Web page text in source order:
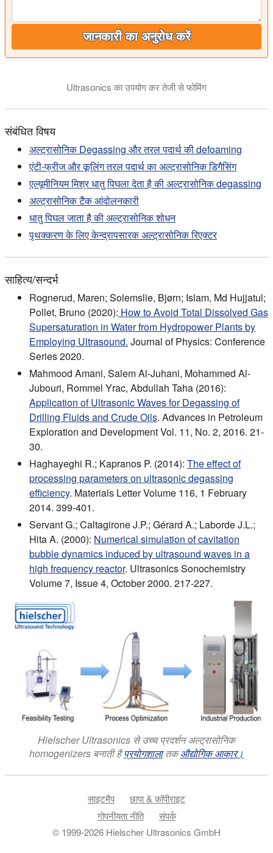
जानकारी का अनुरोध करें
Ultrasonics का उपयोग कर तेजी से फोमिंग
संबंधित विषय
अल्ट्रासोनिक Degassing और तरल पदार्थ की defoaming
एंटी-फ्रीज और कूलिंग तरल पदार्थ का अल्ट्रासोनिक डिगैसिंग
एल्यूमीनियम मिश्र धातु पिघला देता है की अल्ट्रासोनिक degassing
अल्ट्रासोनिक टैंक आंदोलनकारी
धातु पिघल जाता है की अल्ट्रासोनिक शोधन
पृथक्करण के लिए केन्द्रापसारक अल्ट्रासोनिक रिएक्टर
साहित्य/सन्दर्भ
Rognerud, Maren; Solemslie, Bjørn; Islam, Md Hujjatul;
Pollet, Bruno (2020): How to Avoid Total Dissolved Gas
Supersaturation in Water from Hydropower Plants by
Employing Ultrasound. Journal of Physics: Conference
Series 2020.
Mahmood Amani, Salem Al-Juhani, Mohammed Al-
Jubouri, Rommel Yrac, Abdullah Taha (2016):
Application of Ultrasonic Waves for Degassing of
Drilling Fluids and Crude Oils. Advances in Petroleum
Exploration and Development Vol. 11, No. 2, 2016. 21-
30.
Haghayeghi R.; Kapranos P. (2014): The effect of
processing parameters on ultrasonic degassing
efficiency. Materials Letter Volume 116, 1 February
2014. 399-401.
Servant G.; Caltagirone J.P.; Gérard A.; Laborde J.L.;
Hita A. (2000): Numerical simulation of cavitation
bubble dynamics induced by ultrasound waves in a
high frequency reactor. Ultrasonics Sonochemistry
Volume 7, Issue 4, October 2000. 217-227.
Hielscher Ultrasonics से उच्च प्रदर्शन अल्ट्रासोनिक
homogenizers बनाती हैप्रयोगशालातकऔद्योगिक आकार।
साइटमैप
छापा & कॉपीराइट
गोपनीयता नीति
संपर्क
© 1999-2026 Hielscher Ultrasonics GmbH